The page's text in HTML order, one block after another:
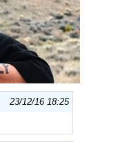
23/12/16 18:25